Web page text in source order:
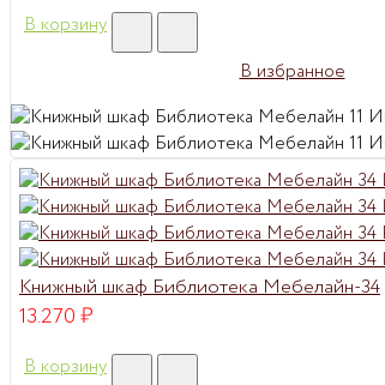
В корзину
В избранное
Книжный шкаф Библиотека Мебелайн-34
13.270₽
В корзину